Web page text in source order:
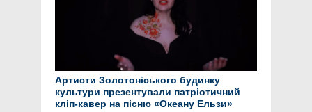
Артисти Золотоніського будинку
культури презентували патріотичний
кліп-кавер на пісню «Океану Ельзи»